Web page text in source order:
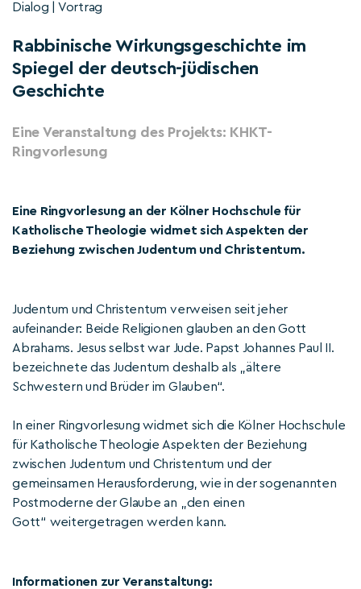
Dialog | Vortrag
Rabbinische Wirkungsgeschichte im
Spiegel der deutsch-jüdischen
Geschichte
Eine Veranstaltung des Projekts: KHKT-
Ringvorlesung
Eine Ringvorlesung an der Kölner Hochschule für
Katholische Theologie widmet sich Aspekten der
Beziehung zwischen Judentum und Christentum.
Judentum und Christentum verweisen seit jeher
aufeinander: Beide Religionen glauben an den Gott
Abrahams. Jesus selbst war Jude. Papst Johannes Paul II.
bezeichnete das Judentum deshalb als „ältere
Schwestern und Brüder im Glauben“.
In einer Ringvorlesung widmet sich die Kölner Hochschule
für Katholische Theologie Aspekten der Beziehung
zwischen Judentum und Christentum und der
gemeinsamen Herausforderung, wie in der sogenannten
Postmoderne der Glaube an „den einen
Gott“ weitergetragen werden kann.
Informationen zur Veranstaltung: